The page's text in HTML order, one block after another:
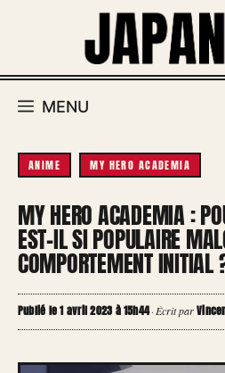
MENU
ANIME MY HERO ACADEMIA
MY HERO ACADEMIA :
EST-IL SI POPULAIRE
COMPORTEMENT INITIAL
Publié le 1 avril 2023 à 15h44·Écrit par